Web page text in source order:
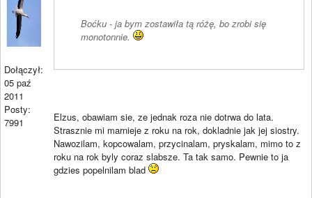
Dołączył:
05 paź
2011
Posty:
7991
Boćku - ja bym zostawiła tą różę, bo zrobi się
monotonnie.
Elzus, obawiam sie, ze jednak roza nie dotrwa do lata.
Strasznie mi marnieje z roku na rok, dokladnie jak jej siostry.
Nawozilam, kopcowalam, przycinalam, pryskalam, mimo to z
roku na rok byly coraz slabsze. Ta tak samo. Pewnie to ja
gdzies popelnilam blad